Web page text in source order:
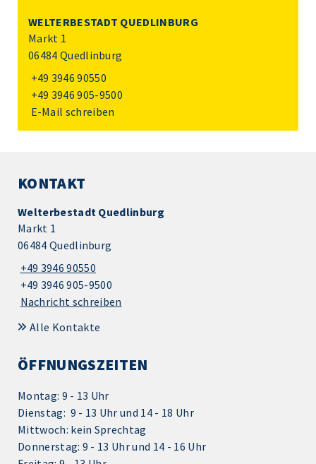
WELTERBESTADT QUEDLINBURG
Markt 1
06484 Quedlinburg
+49 3946 90550
+49 3946 905-9500
E-Mail schreiben
KONTAKT
Welterbestadt Quedlinburg
Markt 1
06484 Quedlinburg
+49 3946 90550
+49 3946 905-9500
Nachricht schreiben
Alle Kontakte
ÖFFNUNGSZEITEN
Montag: 9 - 13 Uhr
Dienstag: 9 - 13 Uhr und 14 - 18 Uhr
Mittwoch: kein Sprechtag
Donnerstag: 9 - 13 Uhr und 14 - 16 Uhr